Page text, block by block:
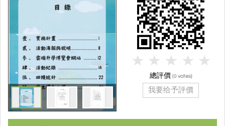
總評價 (0 votes)
我要给予評價